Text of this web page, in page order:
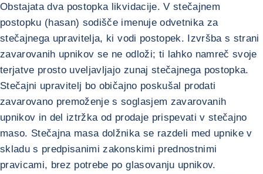
Obstajata dva postopka likvidacije. V stečajnem
postopku (hasan) sodišče imenuje odvetnika za
stečajnega upravitelja, ki vodi postopek. Izvršba s strani
zavarovanih upnikov se ne odloži; ti lahko namreč svoje
terjatve prosto uveljavljajo zunaj stečajnega postopka.
Stečajni upravitelj bo običajno poskušal prodati
zavarovano premoženje s soglasjem zavarovanih
upnikov in del iztržka od prodaje prispevati v stečajno
maso. Stečajna masa dolžnika se razdeli med upnike v
skladu s predpisanimi zakonskimi prednostnimi
pravicami, brez potrebe po glasovanju upnikov.